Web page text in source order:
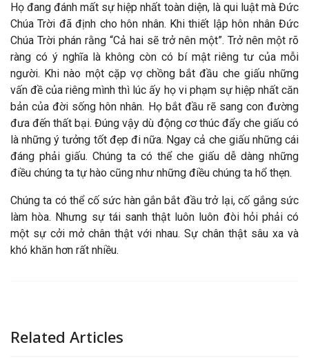
Họ đang đánh mất sự hiệp nhất toàn diện, là qui luật mà Đức
Chúa Trời đã định cho hôn nhân. Khi thiết lập hôn nhân Đức
Chúa Trời phán rằng “Cả hai sẽ trở nên một”. Trở nên một rõ
ràng có ý nghĩa là không còn có bí mật riêng tư của mỗi
người. Khi nào một cặp vợ chồng bắt đầu che giấu những
vấn đề của riêng mình thì lúc ấy họ vi phạm sự hiệp nhất căn
bản của đời sống hôn nhân. Họ bắt đầu rẽ sang con đường
đưa đến thất bại. Đúng vậy dù động cơ thúc đẩy che giấu có
là những ý tưởng tốt đẹp đi nữa. Ngay cả che giấu những cái
đáng phải giấu. Chúng ta có thể che giấu dễ dàng những
điều chúng ta tự hào cũng như những điều chúng ta hổ thẹn.
Chúng ta có thể cố sức hàn gắn bắt đầu trở lại, cố gắng sức
làm hòa. Nhưng sự tái sanh thật luôn luôn đòi hỏi phải có
một sự cởi mở chân thật với nhau. Sự chân thật sâu xa và
khó khăn hơn rất nhiều.
Related Articles